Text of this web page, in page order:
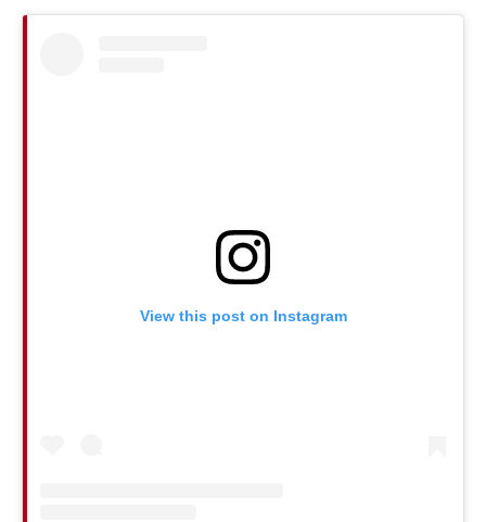
View this post on Instagram